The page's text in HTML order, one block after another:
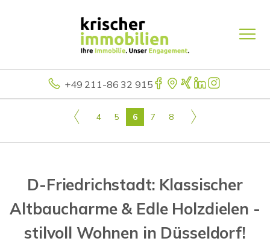
+49 211-86 32 915
4 5 6 7 8
D-Friedrichstadt: Klassischer
Altbaucharme & Edle Holzdielen -
stilvoll Wohnen in Düsseldorf!